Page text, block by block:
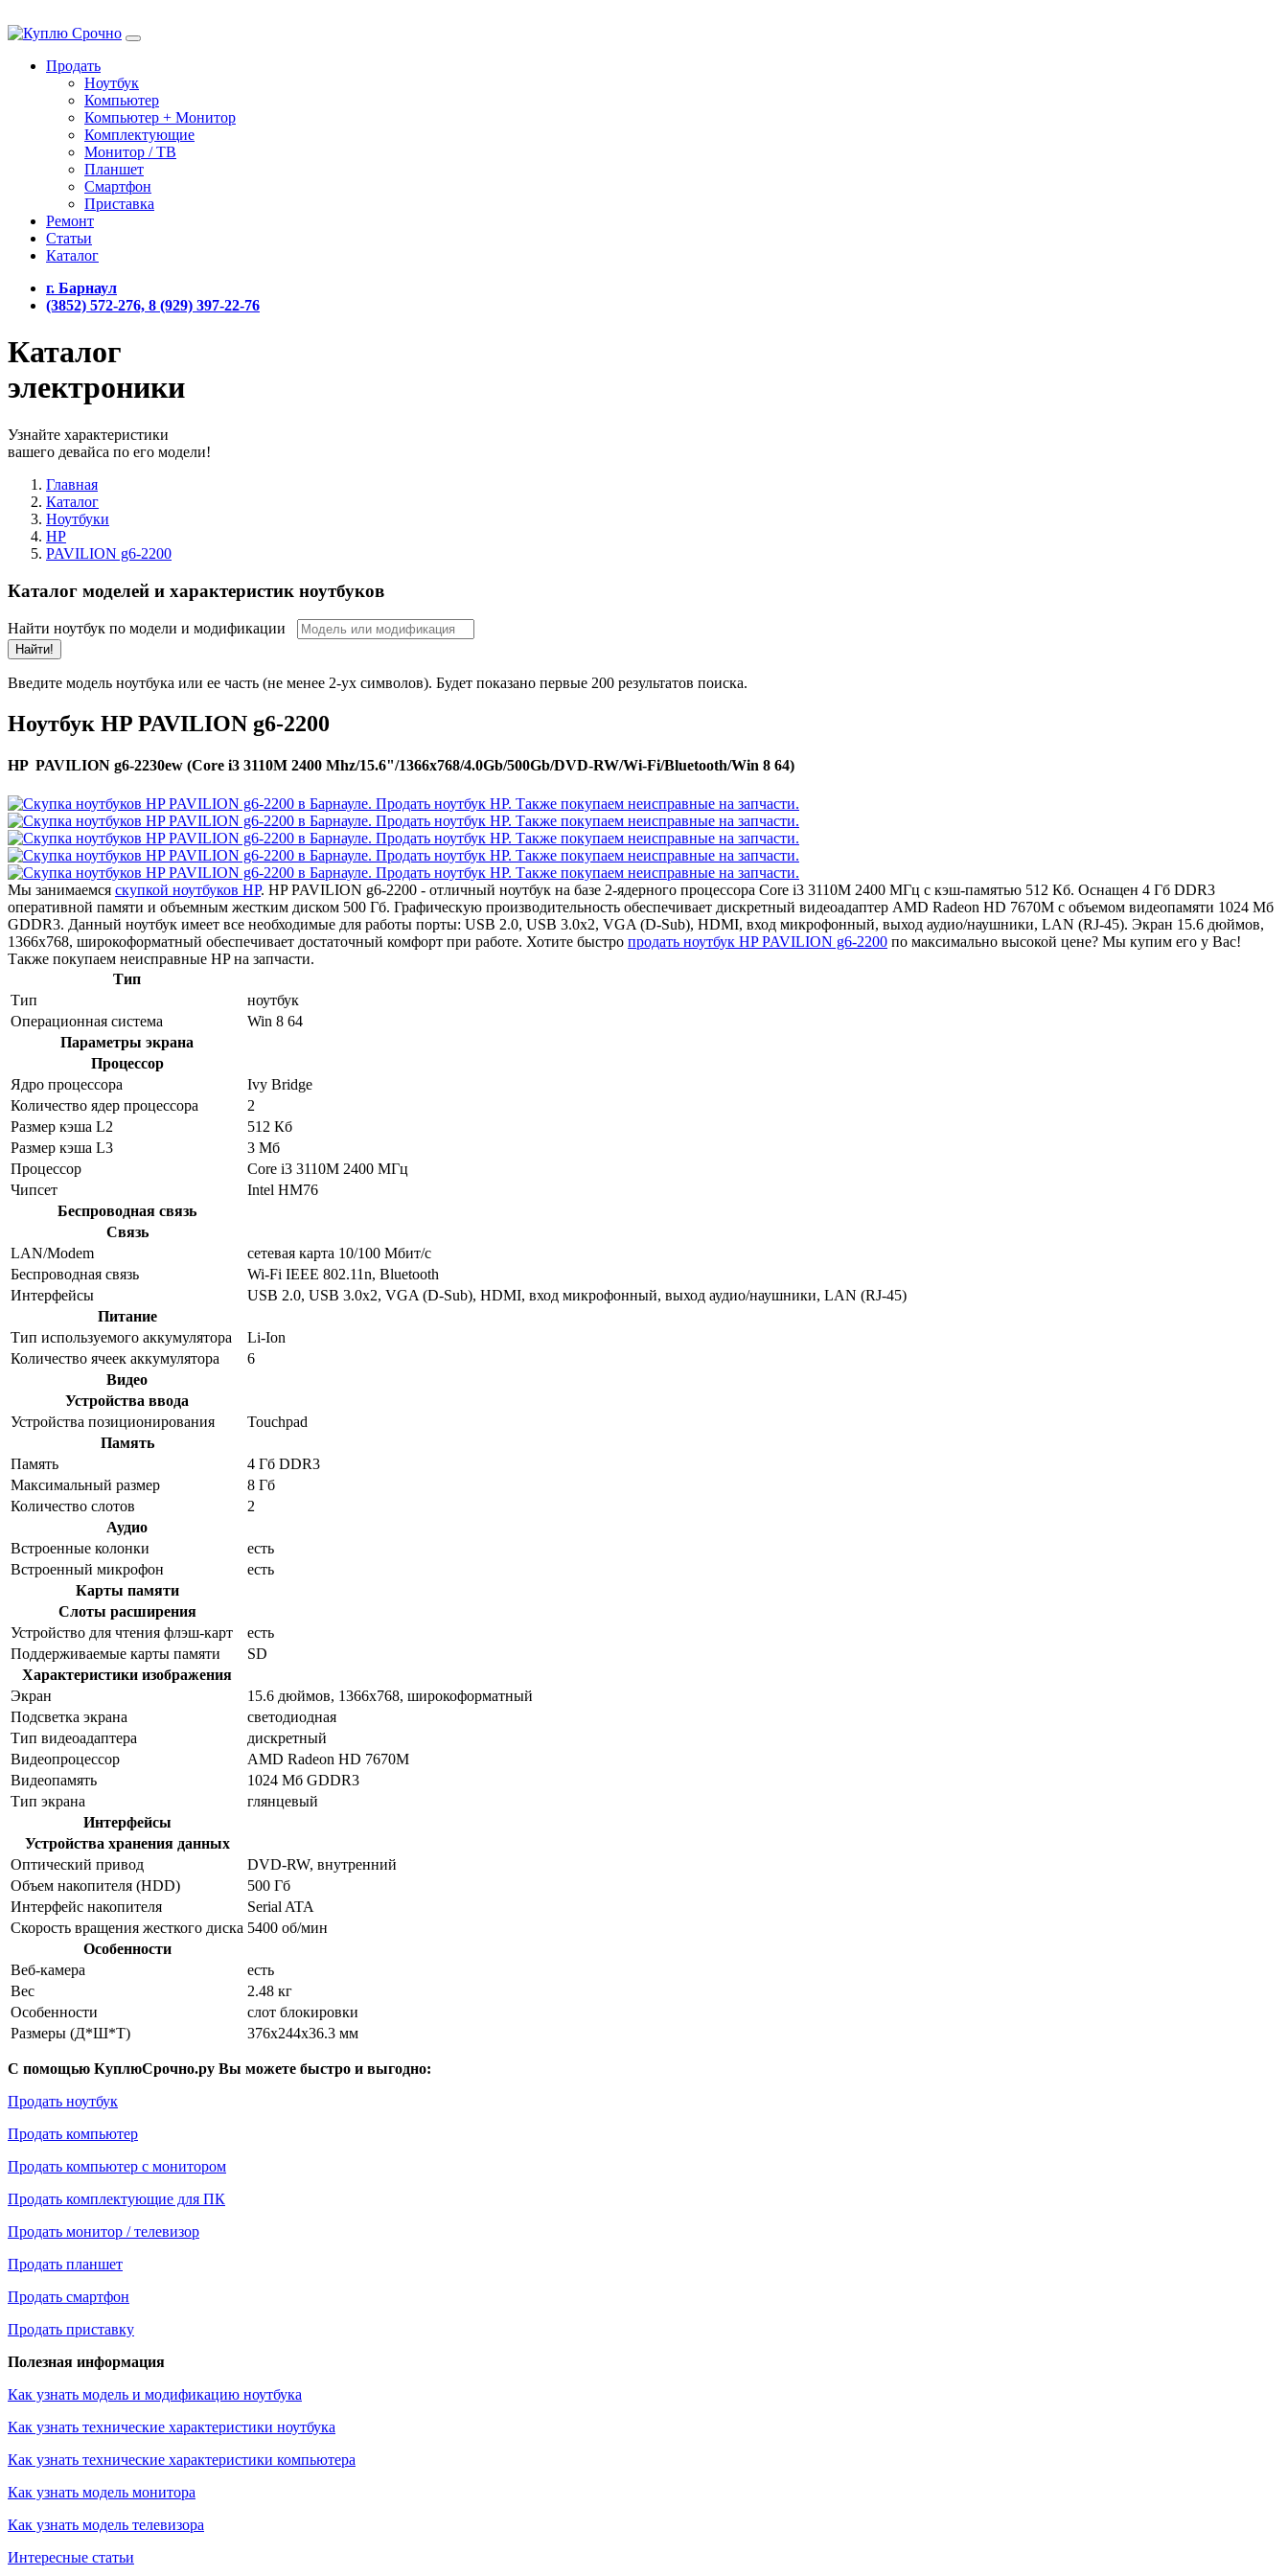
Продать
Ноутбук
Компьютер
Компьютер + Монитор
Комплектующие
Монитор / ТВ
Планшет
Смартфон
Приставка
Ремонт
Статьи
Каталог
г. Барнаул
(3852) 572-276, 8 (929) 397-22-76
Каталог
электроники
Узнайте характеристики
вашего девайса по его модели!
Главная
Каталог
Ноутбуки
HP
PAVILION g6-2200
Каталог моделей и характеристик ноутбуков
Найти ноутбук по модели и модификации
Найти!
Введите модель ноутбука или ее часть (не менее 2-ух символов). Будет показано первые 200 результатов поиска.
Ноутбук HP PAVILION g6-2200
HP PAVILION g6-2230ew (Core i3 3110M 2400 Mhz/15.6"/1366x768/4.0Gb/500Gb/DVD-RW/Wi-Fi/Bluetooth/Win 8 64)
Мы занимаемся скупкой ноутбуков HP. HP PAVILION g6-2200 - отличный ноутбук на базе 2-ядерного процессора Core i3 3110M 2400 МГц с кэш-памятью 512 Кб. Оснащен 4 Гб DDR3
оперативной памяти и объемным жестким диском 500 Гб. Графическую производительность обеспечивает дискретный видеоадаптер AMD Radeon HD 7670M с объемом видеопамяти 1024 Мб
GDDR3. Данный ноутбук имеет все необходимые для работы порты: USB 2.0, USB 3.0x2, VGA (D-Sub), HDMI, вход микрофонный, выход аудио/наушники, LAN (RJ-45). Экран 15.6 дюймов,
1366x768, широкоформатный обеспечивает достаточный комфорт при работе. Хотите быстро продать ноутбук HP PAVILION g6-2200 по максимально высокой цене? Мы купим его у Вас!
Также покупаем неисправные HP на запчасти.
Тип
Тип
ноутбук
Операционная система
Win 8 64
Параметры экрана
Процессор
Ядро процессора
Ivy Bridge
Количество ядер процессора
2
Размер кэша L2
512 Кб
Размер кэша L3
3 Мб
Процессор
Core i3 3110M 2400 МГц
Чипсет
Intel HM76
Беспроводная связь
Связь
LAN/Modem
сетевая карта 10/100 Мбит/c
Беспроводная связь
Wi-Fi IEEE 802.11n, Bluetooth
Интерфейсы
USB 2.0, USB 3.0x2, VGA (D-Sub), HDMI, вход микрофонный, выход аудио/наушники, LAN (RJ-45)
Питание
Тип используемого аккумулятора
Li-Ion
Количество ячеек аккумулятора
6
Видео
Устройства ввода
Устройства позиционирования
Touchpad
Память
Память
4 Гб DDR3
Максимальный размер
8 Гб
Количество слотов
2
Аудио
Встроенные колонки
есть
Встроенный микрофон
есть
Карты памяти
Слоты расширения
Устройство для чтения флэш-карт
есть
Поддерживаемые карты памяти
SD
Характеристики изображения
Экран
15.6 дюймов, 1366x768, широкоформатный
Подсветка экрана
светодиодная
Тип видеоадаптера
дискретный
Видеопроцессор
AMD Radeon HD 7670M
Видеопамять
1024 Мб GDDR3
Тип экрана
глянцевый
Интерфейсы
Устройства хранения данных
Оптический привод
DVD-RW, внутренний
Объем накопителя (HDD)
500 Гб
Интерфейс накопителя
Serial ATA
Скорость вращения жесткого диска 5400 об/мин
Особенности
Веб-камера
есть
Вес
2.48 кг
Особенности
слот блокировки
Размеры (Д*Ш*Т)
376x244x36.3 мм
С помощью КуплюСрочно.ру Вы можете быстро и выгодно:
Продать ноутбук
Продать компьютер
Продать компьютер с монитором
Продать комплектующие для ПК
Продать монитор / телевизор
Продать планшет
Продать смартфон
Продать приставку
Полезная информация
Как узнать модель и модификацию ноутбука
Как узнать технические характеристики ноутбука
Как узнать технические характеристики компьютера
Как узнать модель монитора
Как узнать модель телевизора
Интересные статьи